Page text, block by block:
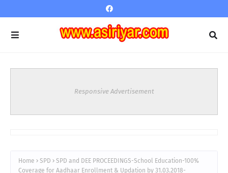
Responsive Advertisement
Home SPD
SPD and DEE PROCEEDINGS-School Education-100%
Coverage for Aadhaar Enrollment & Updation by 31.03.2018-